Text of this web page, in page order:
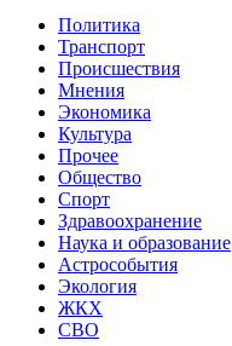
Политика
Транспорт
Происшествия
Мнения
Экономика
Культура
Прочее
Общество
Спорт
Здравоохранение
Наука и образование
Астрособытия
Экология
ЖКХ
СВО